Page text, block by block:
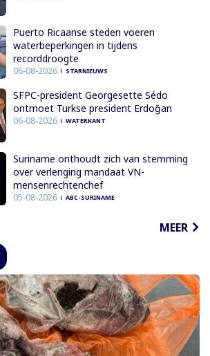
Puerto Ricaanse steden voeren
waterbeperkingen in tijdens
recorddroogte
06-08-2026 STARNIEUWS
SFPC-president Georgesette Sédo
ontmoet Turkse president Erdoğan
06-08-2026 WATERKANT
Suriname onthoudt zich van stemming
over verlenging mandaat VN-
mensenrechtenchef
05-08-2026 ABC-SURINAME
MEER